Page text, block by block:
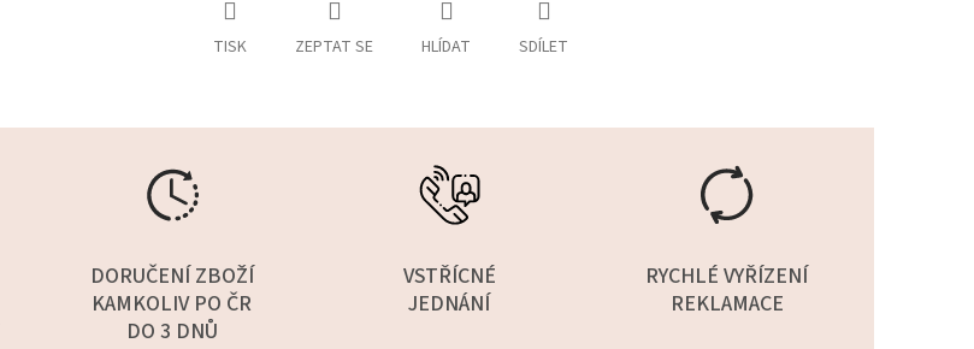
TISK ZEPTAT SE HLÍDAT SDÍLET
DORUČENÍ ZBOŽÍ
KAMKOLIV PO ČR
DO 3 DNŮ
VSTŘÍCNÉ
JEDNÁNÍ
RYCHLÉ VYŘÍZENÍ
REKLAMACE